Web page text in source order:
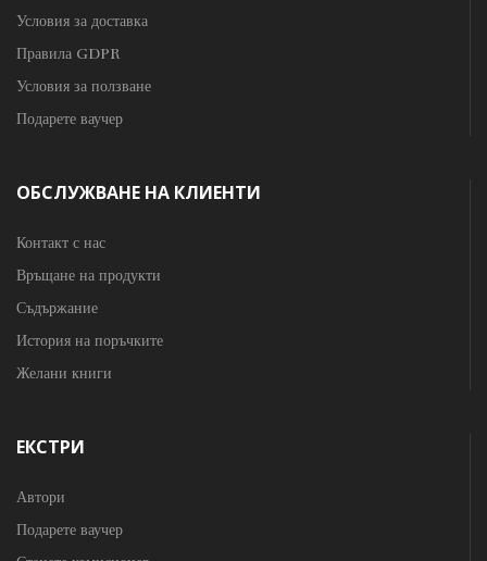
Условия за доставка
Правила GDPR
Условия за ползване
Подарете ваучер
ОБСЛУЖВАНЕ НА КЛИЕНТИ
Контакт с нас
Връщане на продукти
Съдържание
История на поръчките
Желани книги
ЕКСТРИ
Автори
Подарете ваучер